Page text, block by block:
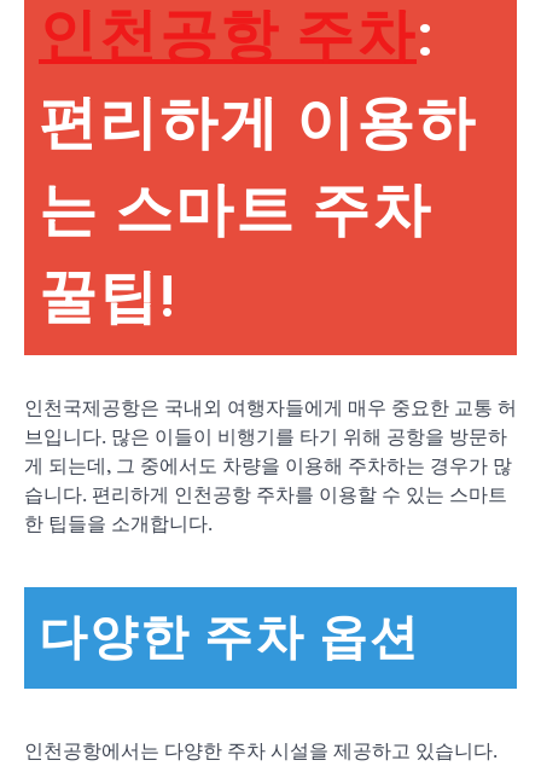
인천공항 주차:
편리하게 이용하
는 스마트 주차
꿀팁!
인천국제공항은 국내외 여행자들에게 매우 중요한 교통 허
브입니다. 많은 이들이 비행기를 타기 위해 공항을 방문하
게 되는데, 그 중에서도 차량을 이용해 주차하는 경우가 많
습니다. 편리하게 인천공항 주차를 이용할 수 있는 스마트
한 팁들을 소개합니다.
다양한 주차 옵션
인천공항에서는 다양한 주차 시설을 제공하고 있습니다.